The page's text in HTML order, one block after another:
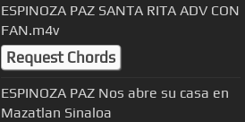
ESPINOZA PAZ SANTA RITA ADV CON
FAN.m4v
Request Chords
ESPINOZA PAZ Nos abre su casa en
Mazatlan Sinaloa